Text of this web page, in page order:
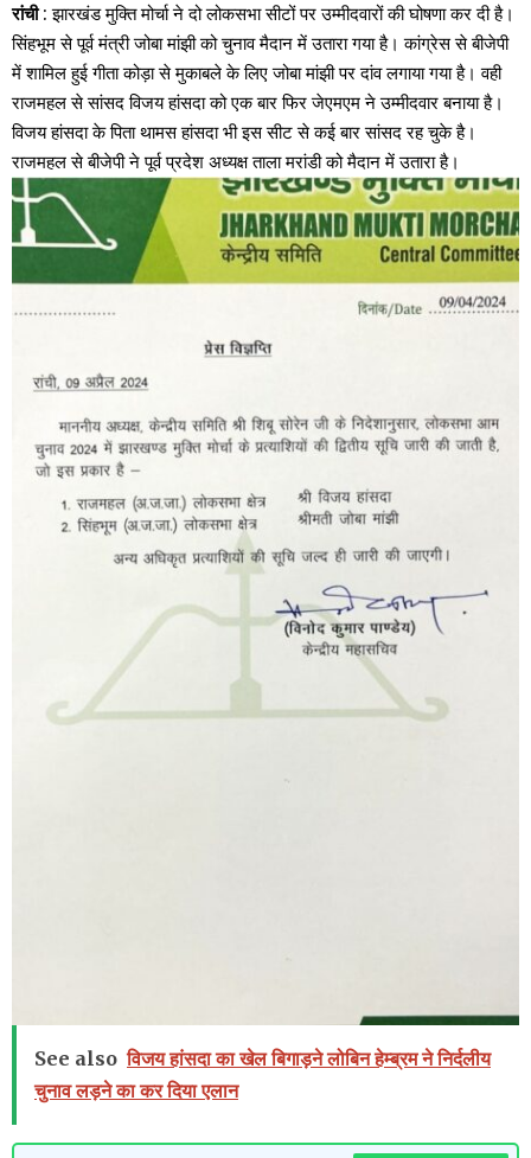
रांची: झारखंड मुक्ति मोर्चा ने दो लोकसभा सीटों पर उम्मीदवारों की घोषणा कर दी है।
सिंहभूम से पूर्व मंत्री जोबा मांझी को चुनाव मैदान में उतारा गया है। कांग्रेस से बीजेपी
में शामिल हुई गीता कोड़ा से मुकाबले के लिए जोबा मांझी पर दांव लगाया गया है। वही
राजमहल से सांसद विजय हांसदा को एक बार फिर जेएमएम ने उम्मीदवार बनाया है।
विजय हांसदा के पिता थामस हांसदा भी इस सीट से कई बार सांसद रह चुके है।
राजमहल से बीजेपी ने पूर्व प्रदेश अध्यक्ष ताला मरांडी को मैदान में उतारा है।
See also विजय हांसदा का खेल बिगाड़ने लोबिन हेम्ब्रम ने निर्दलीय
चुनाव लड़ने का कर दिया एलान